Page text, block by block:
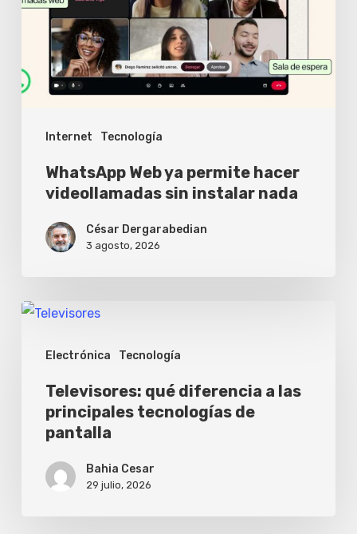
Internet Tecnología
hacer
videollamadas
instalar
WhatsApp Web ya permite hacer
videollamadas sin instalar nada
César Dergarabedian
3 agosto, 2026
Electrónica Tecnología
Televisores:
diferencia
principales
tecnologías
Televisores: qué diferencia a las
principales tecnologías de
pantalla
Bahia Cesar
29 julio, 2026